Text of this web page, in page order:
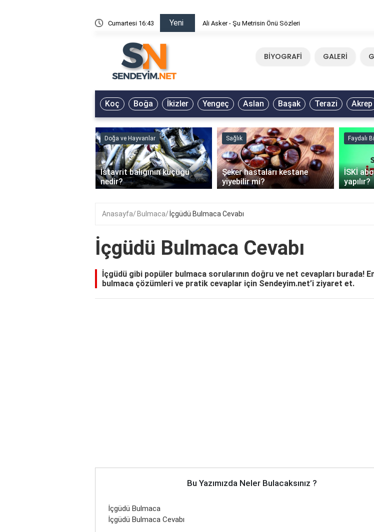
Cumartesi 16:43 Yeni Ali Asker - Şu Metrisin Önü Sözleri
BİYOGRAFİ GALERİ
Koç Boğa İkizler Yengeç Aslan Başak Terazi Akrep
Doğa ve Hayvanlar
İstavrit balığının küçüğü
nedir?
Sağlık
Şeker hastaları kestane
yiyebilir mi?
Faydalı
İSKİ
yapılır?
‹
Anasayfa Bulmaca İçgüdü Bulmaca Cevabı
İçgüdü Bulmaca Cevabı
İçgüdü gibi popüler bulmaca sorularının doğru ve net cevapları burada!
bulmaca çözümleri ve pratik cevaplar için Sendeyim.net’i ziyaret et.
Bu Yazımızda Neler Bulacaksınız ?
İçgüdü Bulmaca
İçgüdü Bulmaca Cevabı